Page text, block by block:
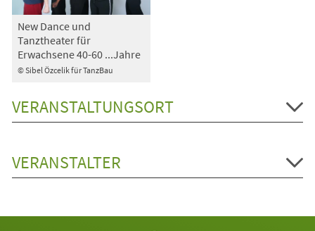
© Sibel Özcelik für TanzBau
New Dance und
Tanztheater für
Erwachsene 40-60 ...Jahre
VERANSTALTUNGSORT
VERANSTALTER